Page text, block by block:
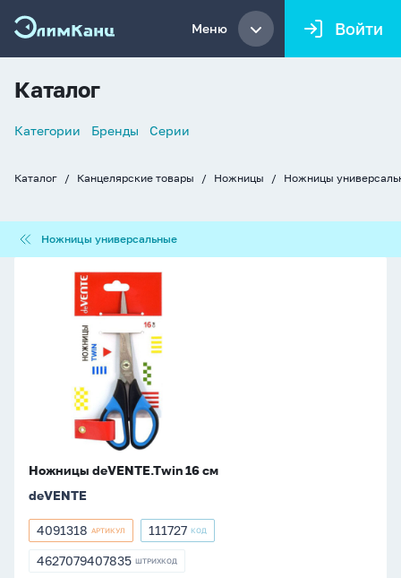
Меню Войти
Каталог
Список
Категории Бренды Серии
Каталог Канцелярские товары Ножницы Ножницы
универсальные
Ножницы универсальные
Ножницы
deVENTE.Twin
Ножницы deVENTE.Twin 16 cм
deVENTE
Артикул
4091318
4091318 АРТИКУЛ
Артикул
111727
111727 КОД
ШТРИХКОД
4627079407835 ШТРИХКОД